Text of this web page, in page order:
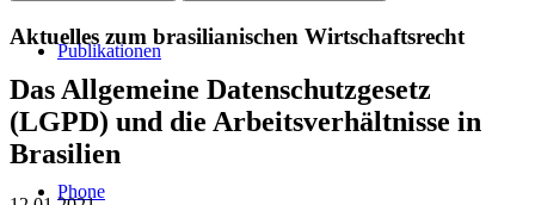
Publikationen
Phone
Aktuelles zum brasilianischen Wirtschaftsrecht
Das Allgemeine Datenschutzgesetz
(LGPD) und die Arbeitsverhältnisse in
Brasilien